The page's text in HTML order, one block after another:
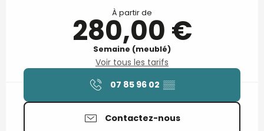
À partir de
280,00 €
Semaine (meublé)
Voir tous les tarifs
07 85 96 02 ▒▒
Contactez-nous